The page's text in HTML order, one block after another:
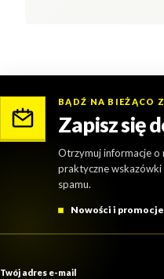
BĄDŹ NA BIEŻĄCO
Zapisz się
Otrzymuj informacje o
praktyczne
spamu.
Nowości i promocje
Twój adres e-mail